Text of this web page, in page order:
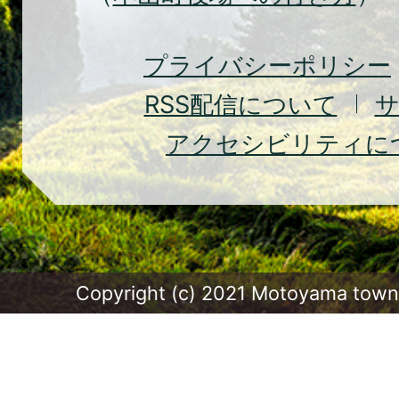
Town
プライバシーポリシー
RSS配信について
アクセシビリティに
Copyright (c) 2021 Motoyama